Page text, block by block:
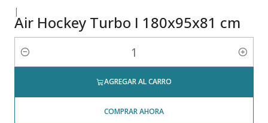
|
Air Hockey Turbo I 180x95x81 cm
Cantidad
AGREGAR AL CARRO
COMPRAR AHORA